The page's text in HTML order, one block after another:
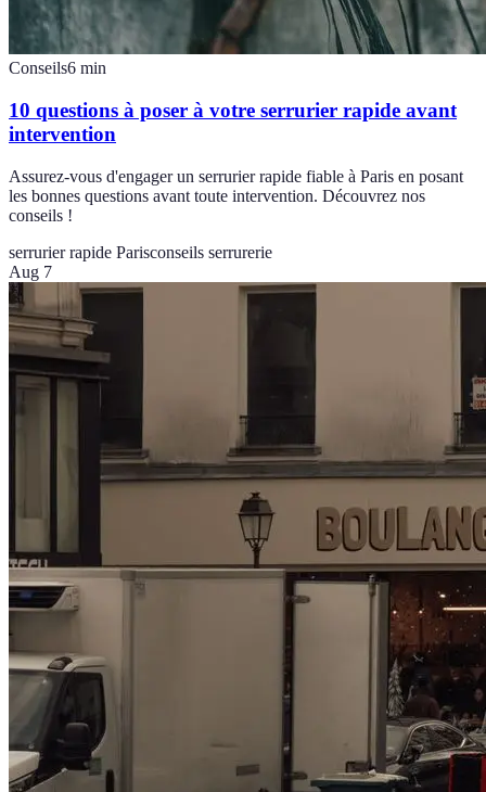
Conseils6 min
10 questions à poser à votre serrurier rapide avant
intervention
Assurez-vous d'engager un serrurier rapide fiable à Paris en posant
les bonnes questions avant toute intervention. Découvrez nos
conseils !
serrurier rapide Parisconseils serrurerie
Aug 7